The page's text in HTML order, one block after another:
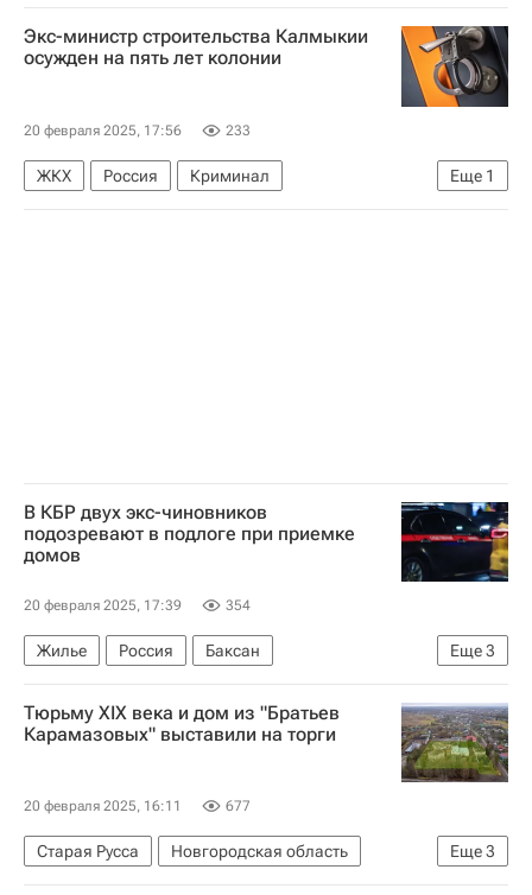
Россия
Экс-министр строительства Калмыкии
осужден на пять лет колонии
20 февраля 2025, 17:56 233
Еще 1
ЖКХ Россия
Криминал
Республика Калмыкия
В КБР двух экс-чиновников
подозревают в подлоге при приемке
домов
20 февраля 2025, 17:39 354
Еще3
Жилье Россия
Баксан
Следственный комитет России (СК РФ)
Кабардино-Балкарская Республика (КБР)
Тюрьму XIX века и дом из "Братьев
Карамазовых" выставили на торги
20 февраля 2025, 16:11 677
Еще3
Старая Русса
Новгородская область
Россия
Федор Достоевский "Дом.РФ"